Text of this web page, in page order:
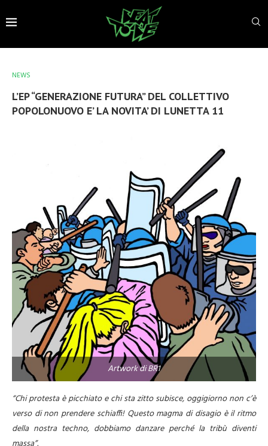
NEWS
L’EP “GENERAZIONE FUTURA” DEL COLLETTIVO
POPOLONUOVO E’ LA NOVITA’ DI LUNETTA 11
Artwork di BR1
“Chi protesta è picchiato e chi sta zitto subisce, oggigiorno non c’è
verso di non prendere schiaffi! Questo magma di disagio è il ritmo
della nostra techno, dobbiamo danzare perché la tribù diventi